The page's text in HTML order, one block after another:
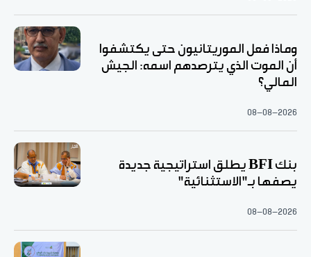
وماذا فعل الموريتانيون حتى يكتشفوا
أن الموت الذي يترصدهم اسمه: الجيش
المالي؟
08-08-2026
بنك BFI يطلق استراتيجية جديدة
يصفها بـ"الاستثنائية"
08-08-2026